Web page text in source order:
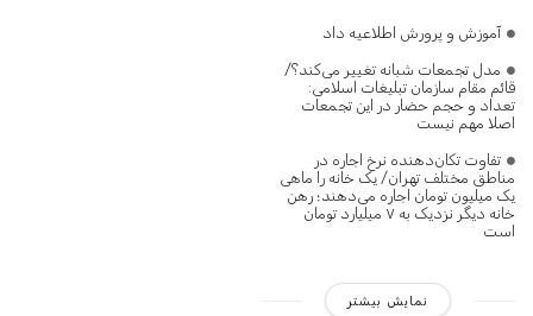
آموزش و پرورش اطلاعیه داد
مدل تجمعات شبانه تغییر می‌کند؟/
قائم مقام سازمان تبلیغات اسلامی:
تعداد و حجم حضار در این تجمعات
اصلا مهم نیست
تفاوت تکان‌دهنده نرخ اجاره در
مناطق مختلف تهران/ یک خانه را ماهی
یک میلیون تومان اجاره می‌دهند؛ رهن
خانه دیگر نزدیک به ۷ میلیارد تومان
است
نمایش بیشتر